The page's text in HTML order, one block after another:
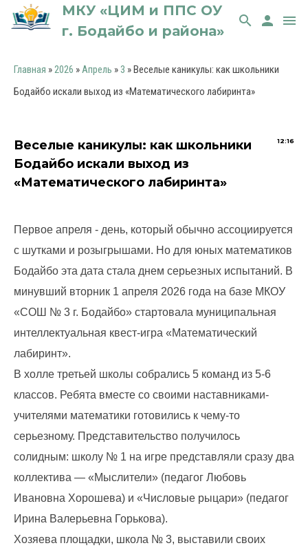
МКУ «ЦИМ и ППС ОУ
г. Бодайбо и района»
search person menu
Главная »2026 »Апрель »3 » Веселые каникулы: как школьники
Бодайбо искали выход из «Математического лабиринта»
12:16
Веселые каникулы: как школьники
Бодайбо искали выход из
«Математического лабиринта»
Первое апреля - день, который обычно ассоциируется
с шутками и розыгрышами. Но для юных математиков
Бодайбо эта дата стала днем серьезных испытаний. В
минувший вторник 1 апреля 2026 года на базе МКОУ
«СОШ № 3 г. Бодайбо» стартовала муниципальная
интеллектуальная квест-игра «Математический
лабиринт».
В холле третьей школы собрались 5 команд из 5-6
классов. Ребята вместе со своими наставниками-
учителями математики готовились к чему-то
серьезному. Представительство получилось
солидным: школу № 1 на игре представляли сразу два
коллектива — «Мыслители» (педагог Любовь
Ивановна Хорошева) и «Числовые рыцари» (педагог
Ирина Валерьевна Горькова).
Хозяева площадки, школа № 3, выставили своих